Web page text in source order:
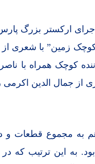
ارکستر بزرگ
زمین” با شعری از
کوچک همراه با
جمال الدین اکرمی
به مجموع قطعات و
به این ترتیب که در